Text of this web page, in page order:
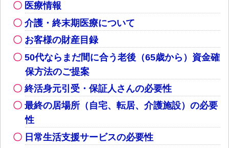
医療情報
介護・終末期医療について
お客様の財産目録
50代ならまだ間に合う老後（65歳から）資金確
保方法のご提案
終活身元引受・保証人さんの必要性
最終の居場所（自宅、転居、介護施設）の必要
性
日常生活支援サービスの必要性